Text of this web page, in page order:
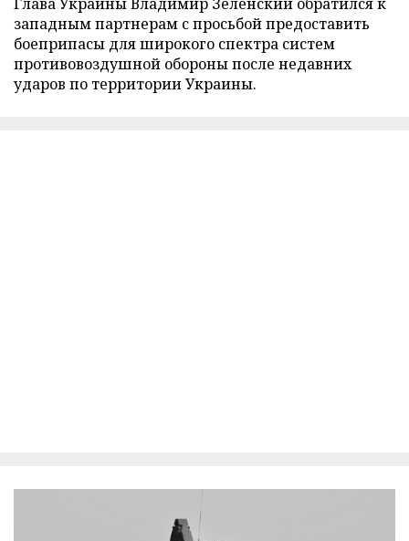
западным партнерам с просьбой предоставить
боеприпасы для широкого спектра систем
противовоздушной обороны после недавних
ударов по территории Украины.